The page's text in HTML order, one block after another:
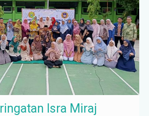
Isra Miraj